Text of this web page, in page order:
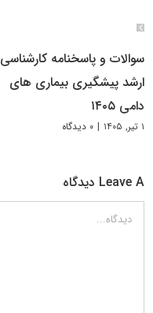
سوالات و پاسخنامه کارشناسی
ارشد پیشگیری بیماری های
دامی ۱۴۰۵
۱ تیر, ۱۴۰۵ | ۰ دیدگاه
Leave A دیدگاه
دیدگاه